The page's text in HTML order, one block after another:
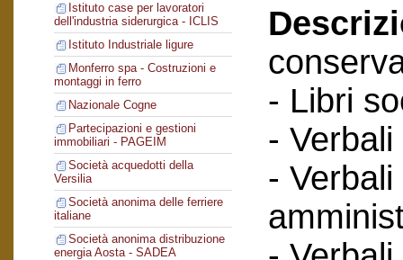
Istituto case per lavoratori
dell'industria siderurgica - ICLIS
Istituto Industriale ligure
Monferro spa - Costruzioni e
montaggi in ferro
Nazionale Cogne
Partecipazioni e gestioni
immobiliari - PAGEIM
Società acquedotti della
Versilia
Società anonima delle ferriere
italiane
Società anonima distribuzione
energia Aosta - SADEA
- Libri
-
-